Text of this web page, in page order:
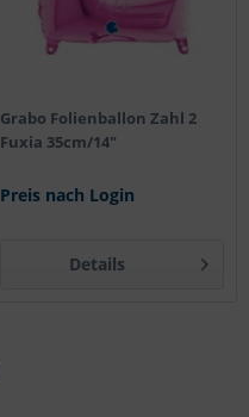
Grabo Folienballon Zahl 2
Fuxia 35cm/14"
Preis nach Login
Details